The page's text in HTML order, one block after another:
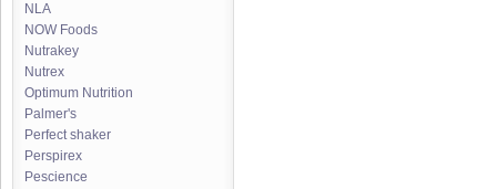
NLA
NOW Foods
Nutrakey
Nutrex
Optimum Nutrition
Palmer's
Perfect shaker
Perspirex
Pescience